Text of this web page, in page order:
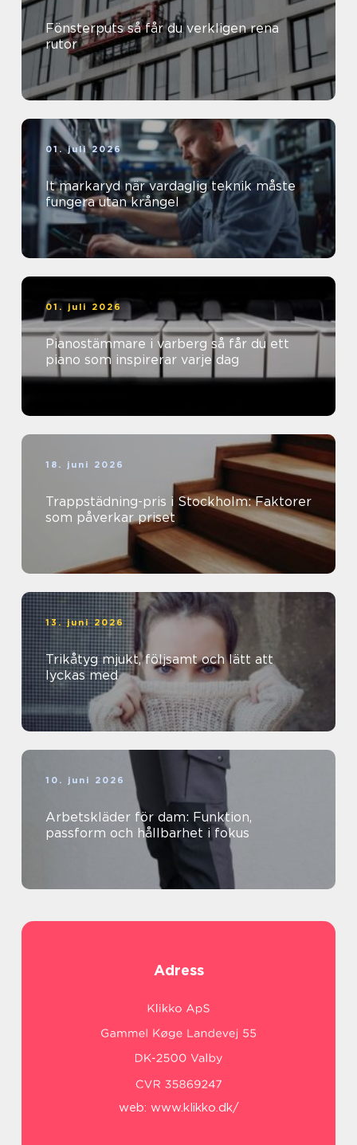
Fönsterputs så får du verkligen rena
rutor
01. juli 2026
It markaryd när vardaglig teknik måste
fungera utan krångel
01. juli 2026
Pianostämmare i varberg så får du ett
piano som inspirerar varje dag
18. juni 2026
Trappstädning-pris i Stockholm: Faktorer
som påverkar priset
13. juni 2026
Trikåtyg mjukt, följsamt och lätt att
lyckas med
10. juni 2026
Arbetskläder för dam: Funktion,
passform och hållbarhet i fokus
Adress
web: www.klikko.dk/